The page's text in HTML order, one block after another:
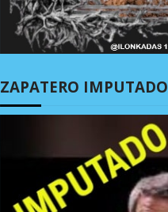
ZAPATERO IMPUTADO